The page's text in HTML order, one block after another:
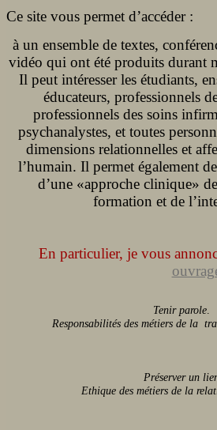
Ce site vous permet d’accéder :
à un ensemble de textes,
vidéo qui ont été produits durant
Il peut intéresser les étudiants,
éducateurs, professionnels
professionnels des soins
psychanalystes, et toutes
dimensions relationnelles et
l’humain. Il permet également
d’une «approche clinique»
formation et de
En particulier, je vous
Tenir parole
Responsabilités des métiers de la
Préserver un
Ethique des métiers de la